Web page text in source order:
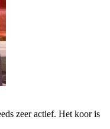
zeer actief. Het koor is